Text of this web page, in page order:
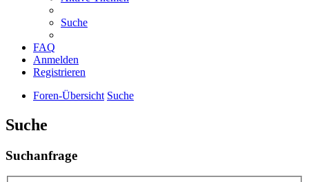
Suche
FAQ
Anmelden
Registrieren
Foren-Übersicht Suche
Suche
Suchanfrage